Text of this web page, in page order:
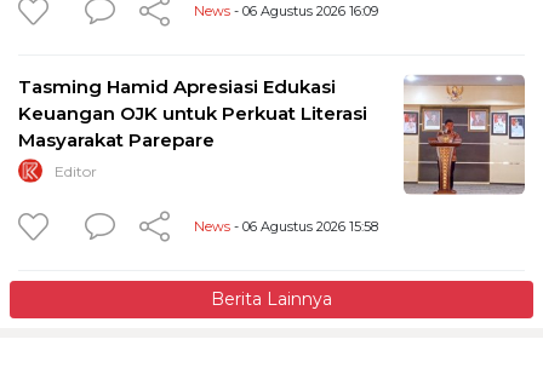
News - 06 Agustus 2026 16:09
Tasming Hamid Apresiasi Edukasi
Keuangan OJK untuk Perkuat Literasi
Masyarakat Parepare
Editor
News - 06 Agustus 2026 15:58
Berita Lainnya